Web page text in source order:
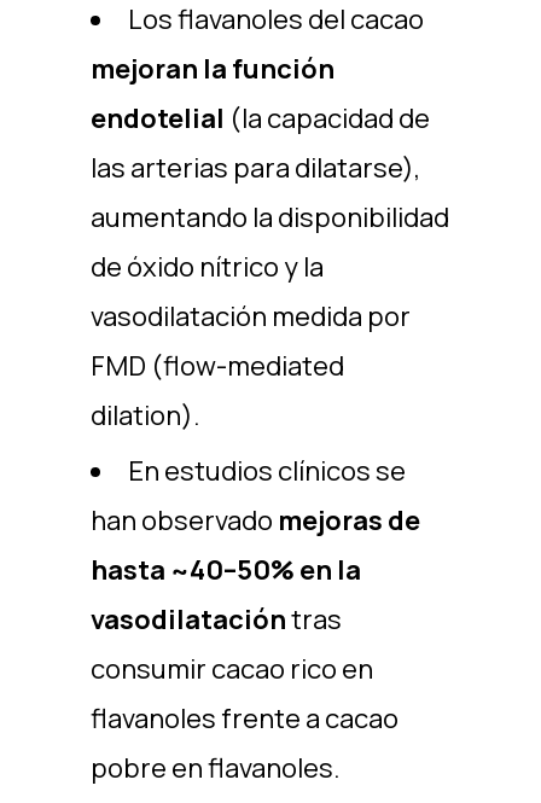
Los flavanoles del cacao
mejoran la función
endotelial (la capacidad de
las arterias para dilatarse),
aumentando la disponibilidad
de óxido nítrico y la
vasodilatación medida por
FMD (flow-mediated
dilation).
En estudios clínicos se
han observado mejoras de
hasta ~40–50% en la
vasodilatacióntras
consumir cacao rico en
flavanoles frente a cacao
pobre en flavanoles.